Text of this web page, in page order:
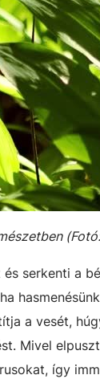
serkenti a
a vesét,
Mivel
így